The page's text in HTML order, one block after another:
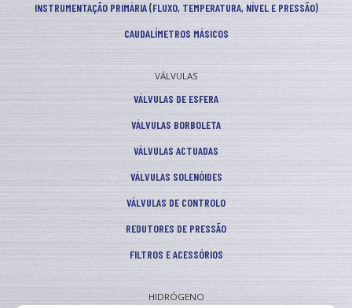
INSTRUMENTAÇÃO PRIMÁRIA (FLUXO, TEMPERATURA, NÍVEL E PRESSÃO)
CAUDALÍMETROS MÁSICOS
VÁLVULAS
VÁLVULAS DE ESFERA
VÁLVULAS BORBOLETA
VÁLVULAS ACTUADAS
VÁLVULAS SOLENÓIDES
VÁLVULAS DE CONTROLO
REDUTORES DE PRESSÃO
FILTROS E ACESSÓRIOS
HIDRÓGENO